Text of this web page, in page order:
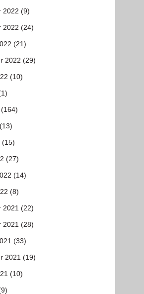
2022 (9)
2022 (24)
(21)
2022 (29)
(10)
(15)
(27)
(14)
(8)
2021 (22)
2021 (28)
(33)
2021 (19)
(10)